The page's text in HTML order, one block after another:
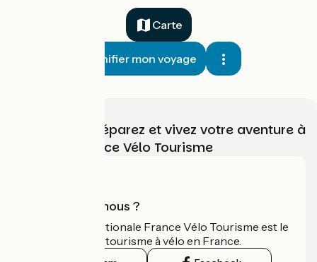
Carte
Planifier mon voyage
Choisissez, préparez et vivez votre aventure à
vélo avec France Vélo Tourisme
Qui sommes-nous ?
L'association nationale France Vélo Tourisme est le
guide officiel du tourisme à vélo en France.